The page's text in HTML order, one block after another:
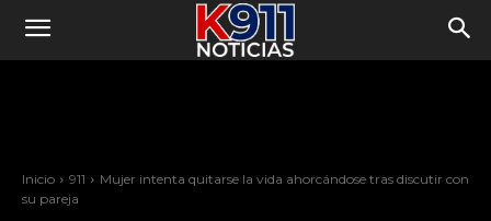
Inicio 911
Mujer intenta quitarse la vida ahorcándose tras discutir con
su pareja